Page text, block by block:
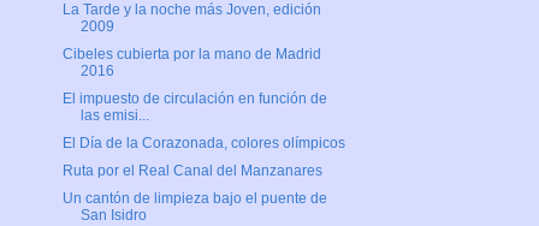
La Tarde y la noche más Joven, edición
2009
Cibeles cubierta por la mano de Madrid
2016
El impuesto de circulación en función de
las emisi...
El Día de la Corazonada, colores olímpicos
Ruta por el Real Canal del Manzanares
Un cantón de limpieza bajo el puente de
San Isidro